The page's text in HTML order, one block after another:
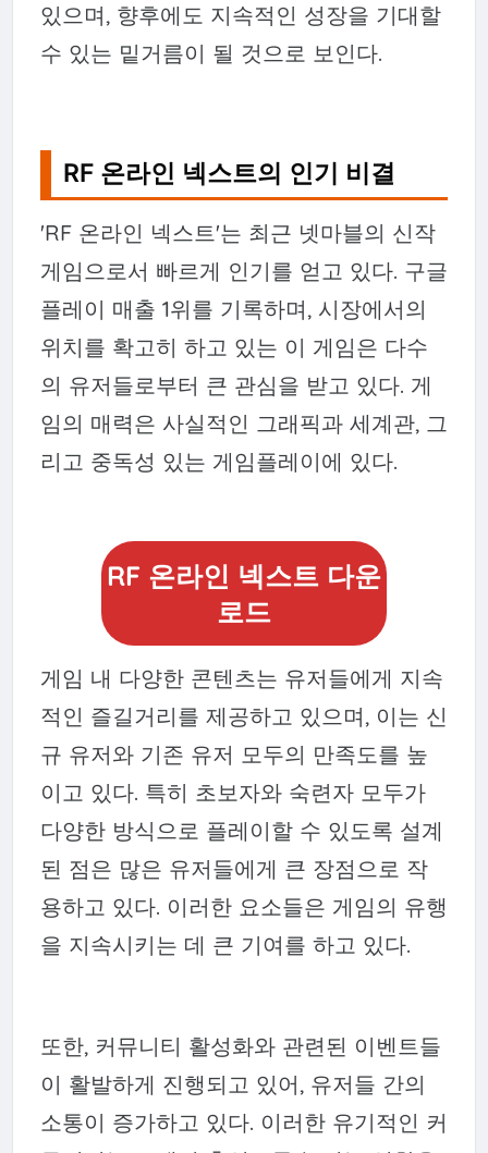
있으며, 향후에도 지속적인 성장을 기대할
수 있는 밑거름이 될 것으로 보인다.
RF 온라인 넥스트의 인기 비결
'RF 온라인 넥스트'는 최근 넷마블의 신작
게임으로서 빠르게 인기를 얻고 있다. 구글
플레이 매출 1위를 기록하며, 시장에서의
위치를 확고히 하고 있는 이 게임은 다수
의 유저들로부터 큰 관심을 받고 있다. 게
임의 매력은 사실적인 그래픽과 세계관, 그
리고 중독성 있는 게임플레이에 있다.
RF 온라인 넥스트 다운
로드
게임 내 다양한 콘텐츠는 유저들에게 지속
적인 즐길거리를 제공하고 있으며, 이는 신
규 유저와 기존 유저 모두의 만족도를 높
이고 있다. 특히 초보자와 숙련자 모두가
다양한 방식으로 플레이할 수 있도록 설계
된 점은 많은 유저들에게 큰 장점으로 작
용하고 있다. 이러한 요소들은 게임의 유행
을 지속시키는 데 큰 기여를 하고 있다.
또한, 커뮤니티 활성화와 관련된 이벤트들
이 활발하게 진행되고 있어, 유저들 간의
소통이 증가하고 있다. 이러한 유기적인 커